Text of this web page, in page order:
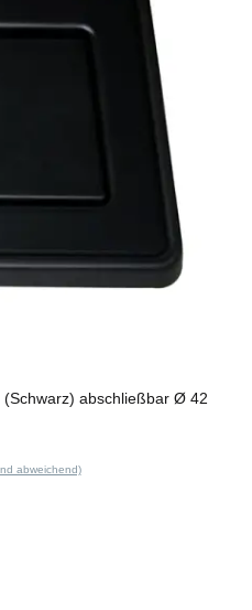
abschließbar Ø 42
abweichend)